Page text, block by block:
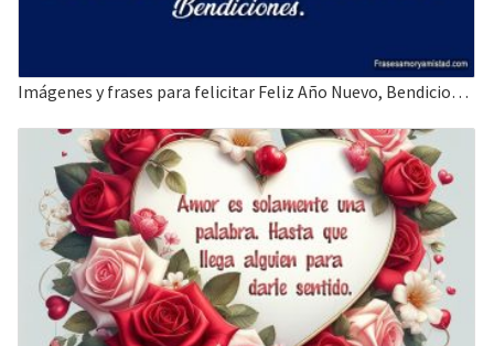
Imágenes y frases para felicitar Feliz Año Nuevo, Bendiciones.